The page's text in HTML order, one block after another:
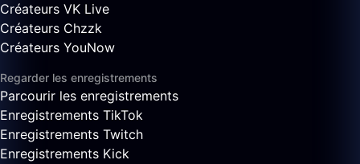
Créateurs VK Live
Créateurs Chzzk
Créateurs YouNow
Regarder les enregistrements
Parcourir les enregistrements
Enregistrements TikTok
Enregistrements Twitch
Enregistrements Kick